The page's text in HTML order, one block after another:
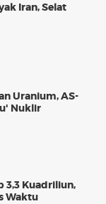
Iran, Selat
Uranium, AS-
Nuklir
3,3 Kuadriliun,
Waktu